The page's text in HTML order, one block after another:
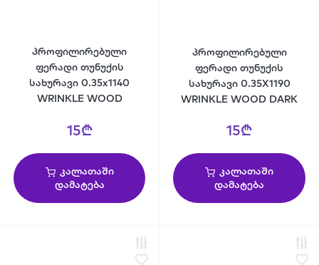
პროფილირებული
ფერადი თუნუქის
სახურავი 0.35x1140
WRINKLE WOOD
15₾
კალათაში
დამატება
პროფილირებული
ფერადი თუნუქის
სახურავი 0.35X1190
WRINKLE WOOD DARK
15₾
კალათაში
დამატება